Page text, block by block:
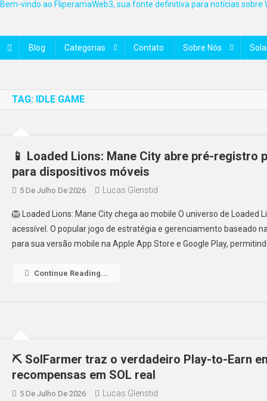
Bem-vindo ao FliperamaWeb3, sua fonte definitiva para notícias sobre
Blog Categorias Contato Sobre Nós
TAG: IDLE GAME
📱 Loaded Lions: Mane City abre pré-registro
para dispositivos móveis
5 De Julho De 2026 Lucas Glenstid
🦁 Loaded Lions: Mane City chega ao mobile O universo de Loaded
acessível. O popular jogo de estratégia e gerenciamento baseado
para sua versão mobile na Apple App Store e Google Play,
Continue Reading...
⛏️ SolFarmer traz o verdadeiro Play-to-Earn
recompensas em SOL real
5 De Julho De 2026 Lucas Glenstid